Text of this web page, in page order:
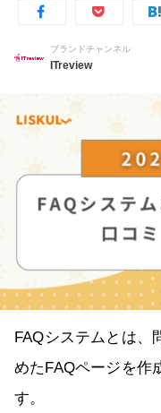
ブランドチャンネル
ITreview
FAQシステムとは、
めたFAQページを作
す。